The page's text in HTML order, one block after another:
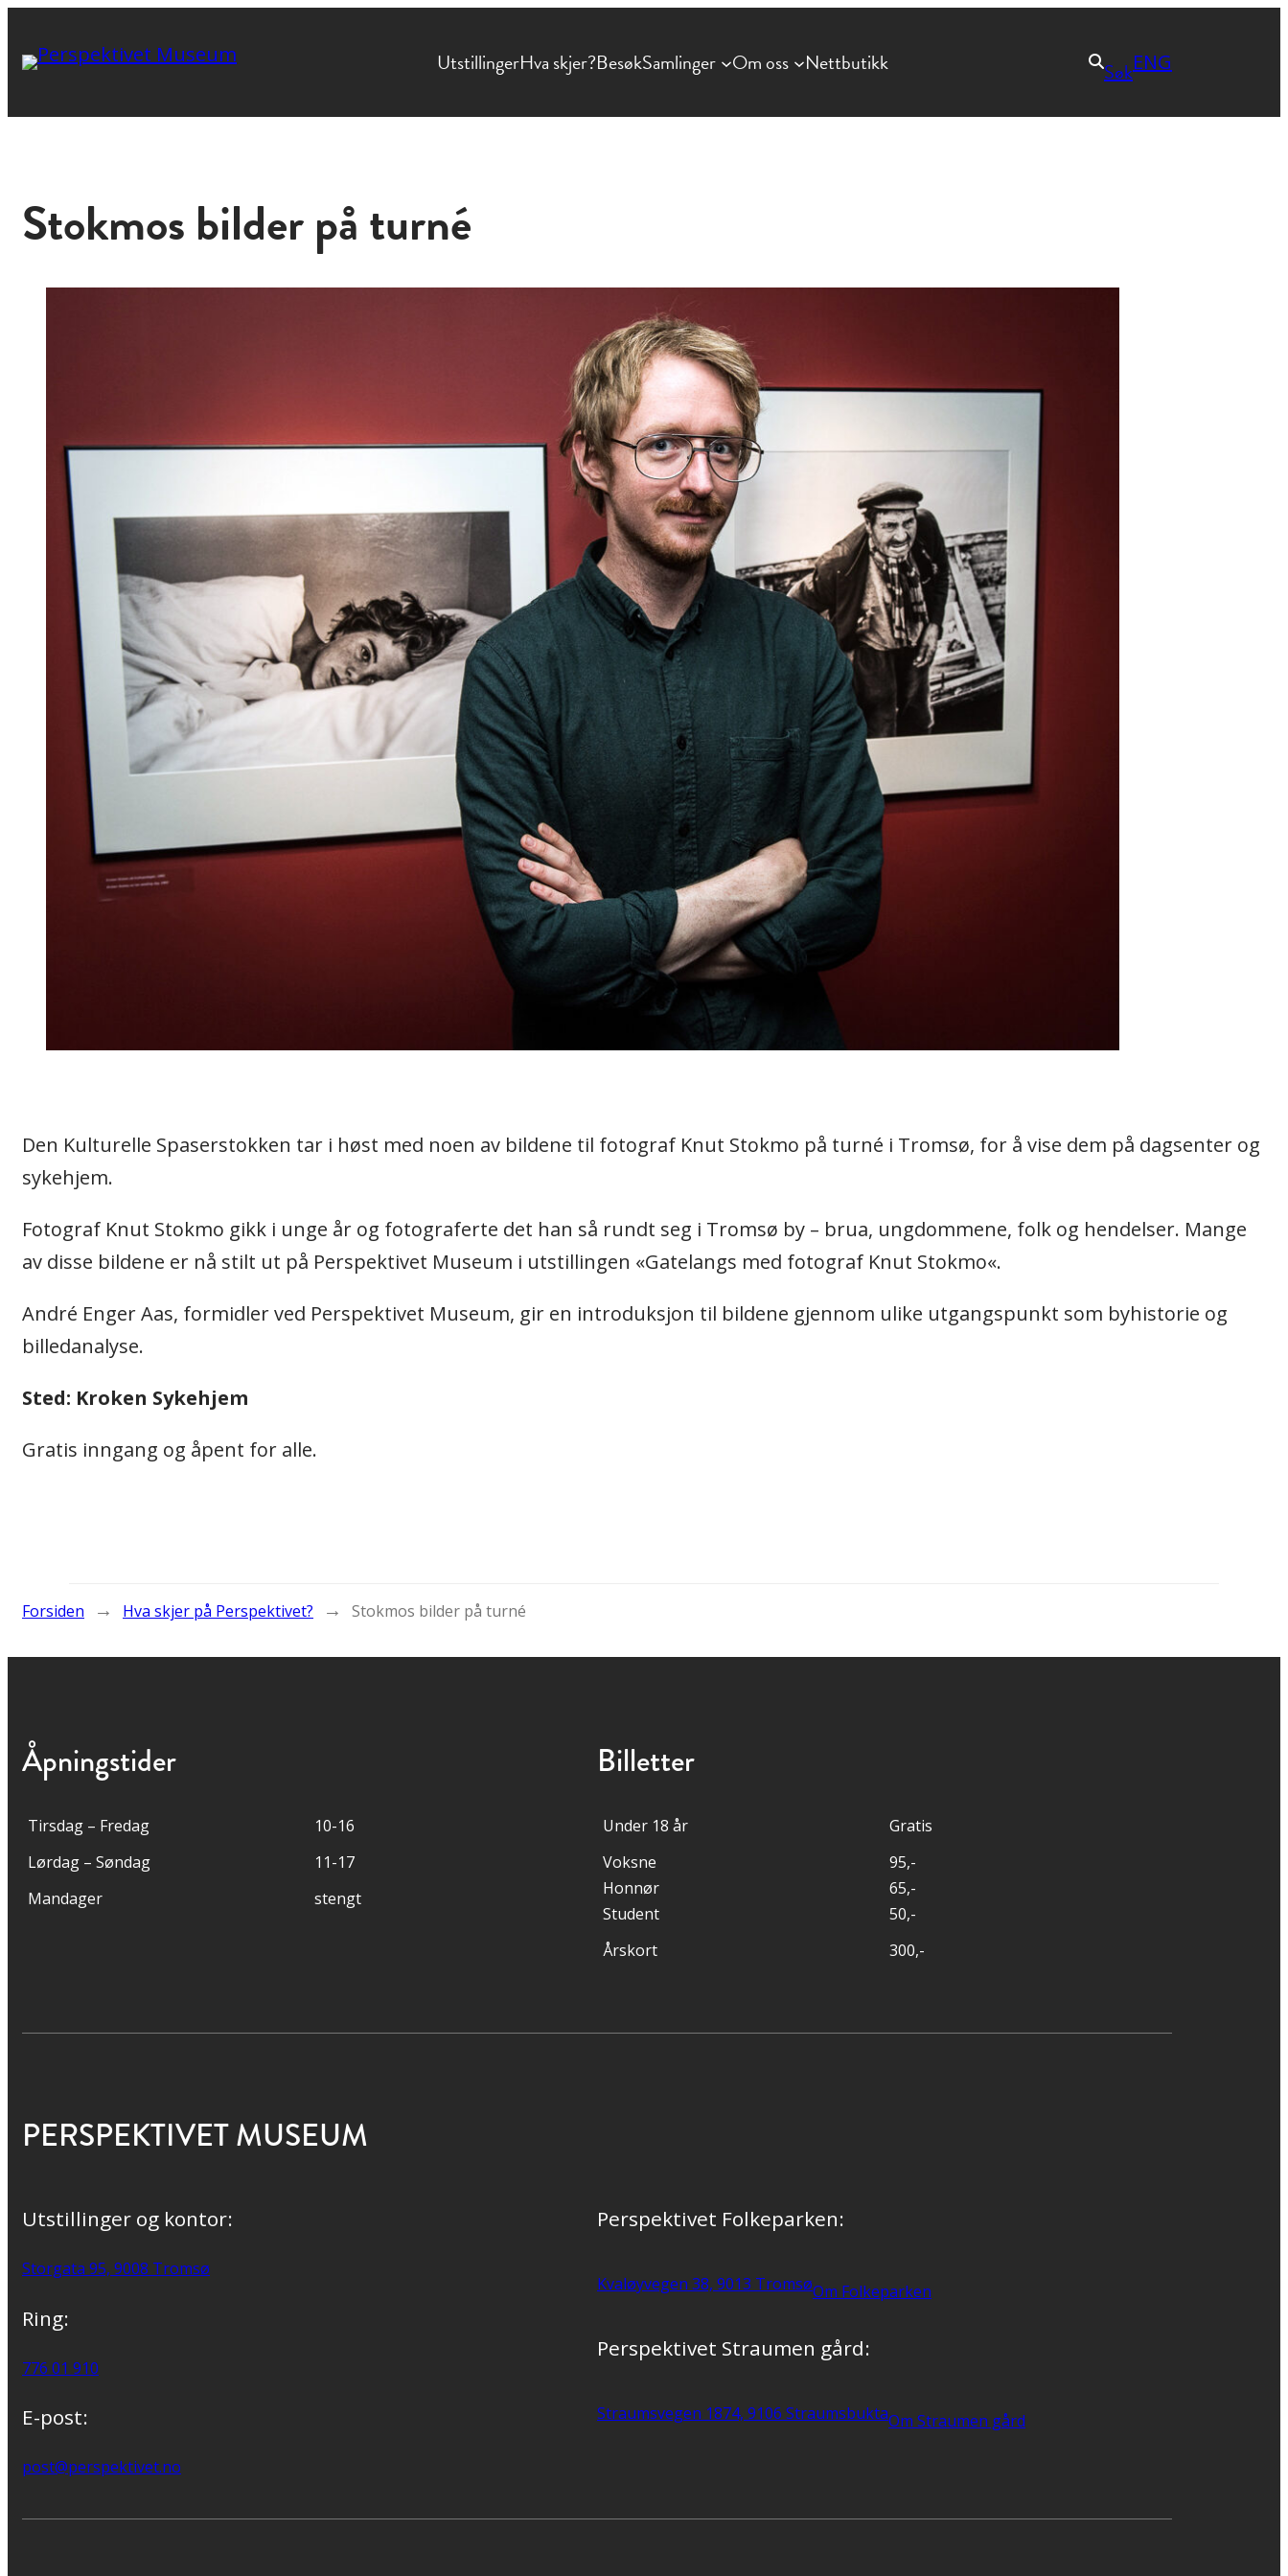
UtstillingerHva skjer?BesøkSamlinger Om oss Nettbutikk SøkENG
Stokmos bilder på turné
Den Kulturelle Spaserstokken tar i høst med noen av bildene til fotograf Knut Stokmo på turné i Tromsø, for å vise dem på dagsenter og
sykehjem.
Fotograf Knut Stokmo gikk i unge år og fotograferte det han så rundt seg i Tromsø by – brua, ungdommene, folk og hendelser. Mange
av disse bildene er nå stilt ut på Perspektivet Museum i utstillingen «Gatelangs med fotograf Knut Stokmo«.
André Enger Aas, formidler ved Perspektivet Museum, gir en introduksjon til bildene gjennom ulike utgangspunkt som byhistorie og
billedanalyse.
Sted: Kroken Sykehjem
Gratis inngang og åpent for alle.
Forsiden → Hva skjer på Perspektivet? → Stokmos bilder på turné
Åpningstider
Tirsdag – Fredag
10-16
Lørdag – Søndag
11-17
Mandager
stengt
Billetter
Under 18 år
Gratis
Voksne
Honnør
Student
95,-
65,-
50,-
Årskort
300,-
PERSPEKTIVET MUSEUM
Utstillinger og kontor:
Storgata 95, 9008 Tromsø
Ring:
776 01 910
E-post:
post@perspektivet.no
Perspektivet Folkeparken:
Kvaløyvegen 38, 9013 TromsøOm Folkeparken
Perspektivet Straumen gård:
Straumsvegen 1874, 9106 StraumsbuktaOm Straumen gård